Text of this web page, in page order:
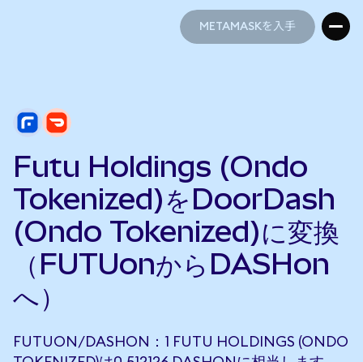
METAMASKを入手
Futu Holdings (Ondo
Tokenized)をDoorDash
(Ondo Tokenized)に変換
（FUTUonからDASHon
へ）
FUTUON/DASHON：1 FUTU HOLDINGS (ONDO